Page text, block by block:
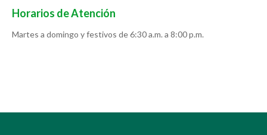
Horarios de Atención
Martes a domingo y festivos de 6:30 a.m. a 8:00 p.m.